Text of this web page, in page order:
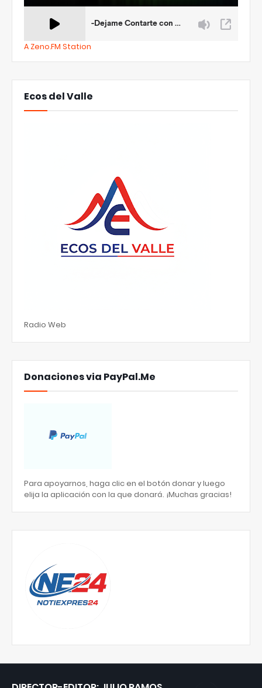
A Zeno.FM Station
Ecos del Valle
Radio Web
Donaciones via PayPal.Me
Para apoyarnos, haga clic en el botón donar y luego
elija la aplicación con la que donará. ¡Muchas gracias!